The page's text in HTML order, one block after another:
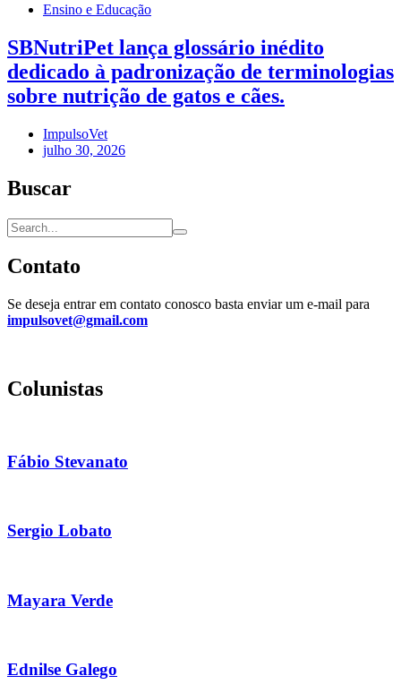
Ensino e Educação
SBNutriPet lança glossário inédito
dedicado à padronização de terminologias
sobre nutrição de gatos e cães.
ImpulsoVet
julho 30, 2026
Buscar
Contato
Se deseja entrar em contato conosco basta enviar um e-mail para
impulsovet@gmail.com
Colunistas
Fábio Stevanato
Sergio Lobato
Mayara Verde
Ednilse Galego